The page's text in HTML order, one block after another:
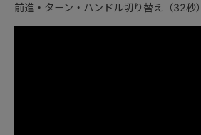
前進・ターン・ハンドル切り替え（32秒）